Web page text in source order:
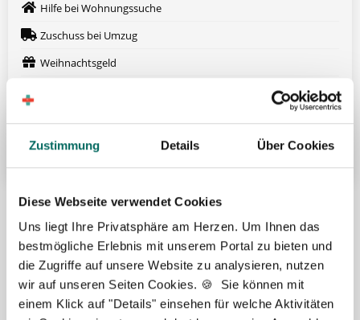
Zustimmung Details Über Cookies
Diese Webseite verwendet Cookies
Uns liegt Ihre Privatsphäre am Herzen. Um Ihnen das
bestmögliche Erlebnis mit unserem Portal zu bieten und
die Zugriffe auf unsere Website zu analysieren, nutzen
wir auf unseren Seiten Cookies. 🍪 Sie können mit
einem Klick auf "Details" einsehen für welche Aktivitäten
Hilfe bei Wohnungssuche
Zuschuss bei Umzug
Weihnachtsgeld
Weitere attraktive Merkmale
Hier finden Sie aktuelle Stellenangebote in Ihrer
Wunschregion:
Berlin |Biberach|Dinslaken |Dortmund|Erfurt|Essen |Fürth|
Hamburg|Hannover|Heilbronn|Ingolstadt| Kassel|Lübeck
Magdeburg|Mönchengladbach|München| Münster|Neu-Ulm|